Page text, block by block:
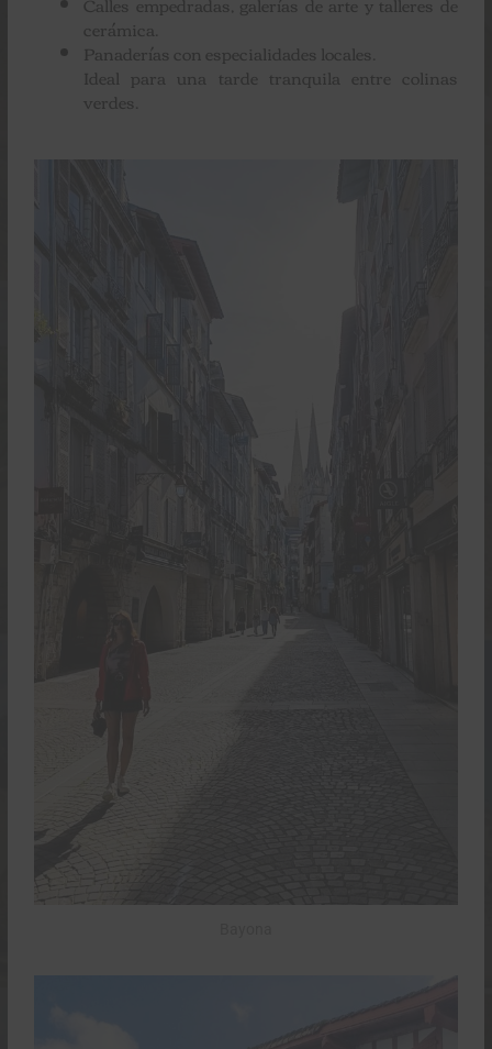
cerámica.
Panaderías con especialidades locales.
Ideal para una tarde tranquila entre colinas
verdes.